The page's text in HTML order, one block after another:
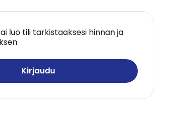
luo tili tarkistaaksesi hinnan ja
Kirjaudu